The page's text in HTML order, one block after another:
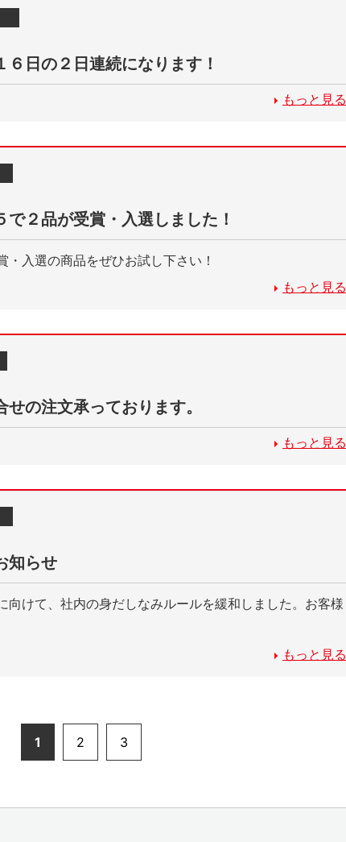
日の２日連続になります！
もっと見る
２品が受賞・入選しました！
入選の商品をぜひお試し下さい！
もっと見る
の注文承っております。
もっと見る
知らせ
向けて、社内の身だしなみルールを緩和しました。お客様
もっと見る
1 2 3